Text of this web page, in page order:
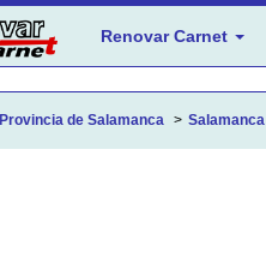
Renovar Carnet
Provincia de Salamanca Salamanca